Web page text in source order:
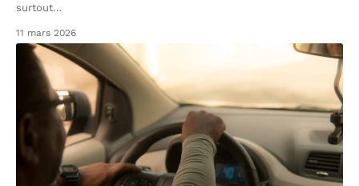
surtout…
11 mars 2026